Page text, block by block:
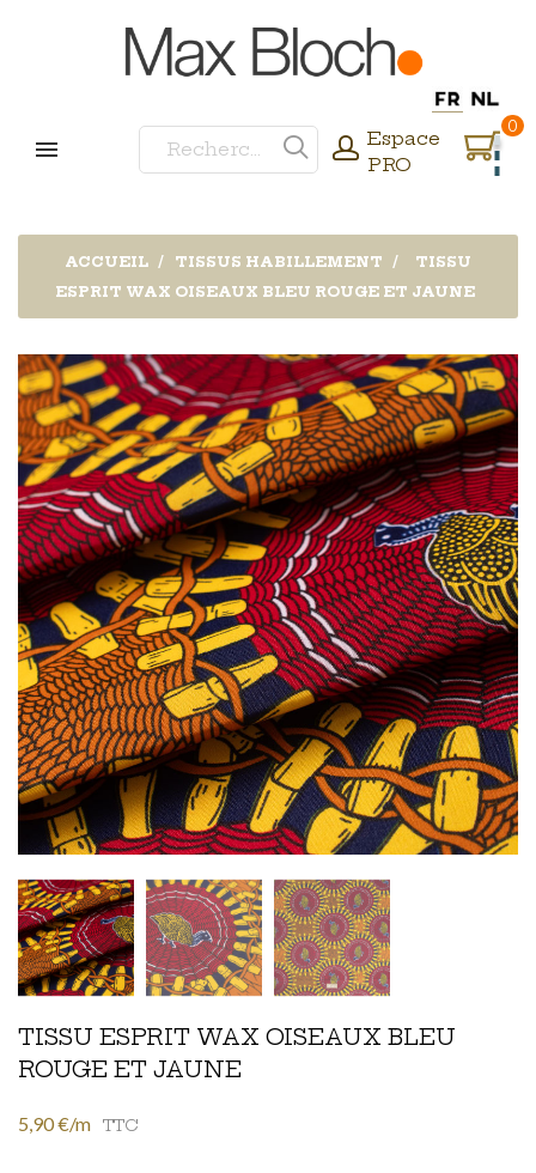
Espace
PRO
0
ACCUEIL TISSUS HABILLEMENT
TISSU
ESPRIT WAX OISEAUX BLEU ROUGE ET JAUNE
TISSU ESPRIT WAX OISEAUX BLEU
ROUGE ET JAUNE
5,90 €/m TTC